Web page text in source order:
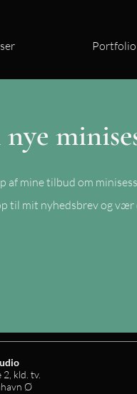
Portfolio
nye
af mine tilbud om
til mit nyhedsbrev og vær
2, kld. tv.
Ø